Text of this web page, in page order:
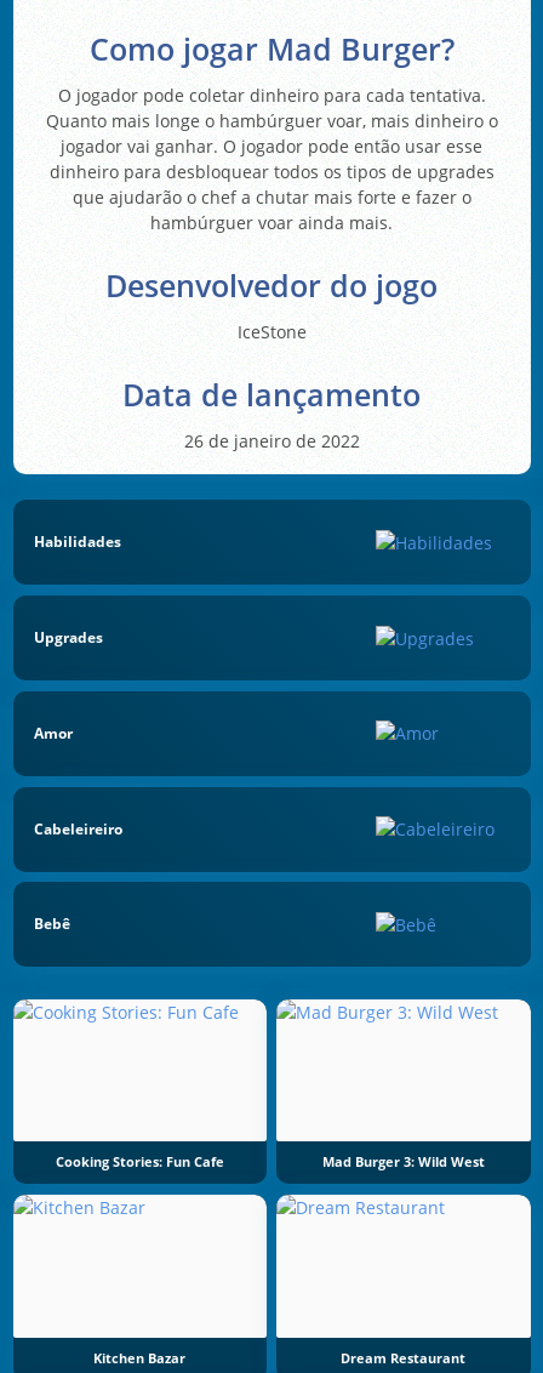
Como jogar Mad Burger?
O jogador pode coletar dinheiro para cada tentativa.
Quanto mais longe o hambúrguer voar, mais dinheiro o
jogador vai ganhar. O jogador pode então usar esse
dinheiro para desbloquear todos os tipos de upgrades
que ajudarão o chef a chutar mais forte e fazer o
hambúrguer voar ainda mais.
Desenvolvedor do jogo
IceStone
Data de lançamento
26 de janeiro de 2022
Habilidades
Upgrades
Amor
Cabeleireiro
Bebê
Cooking Stories: Fun Cafe Mad Burger 3: Wild West
Kitchen Bazar Dream Restaurant